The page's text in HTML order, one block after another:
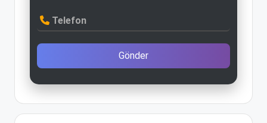
Telefon
Gönder